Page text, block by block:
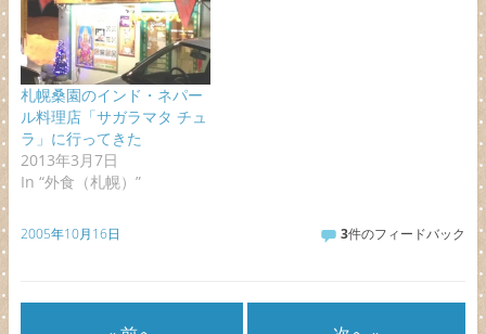
札幌桑園のインド・ネパー
ル料理店「サガラマタ チュ
ラ」に行ってきた
2013年3月7日
In “外食（札幌）”
2005年10月16日 3件のフィードバック